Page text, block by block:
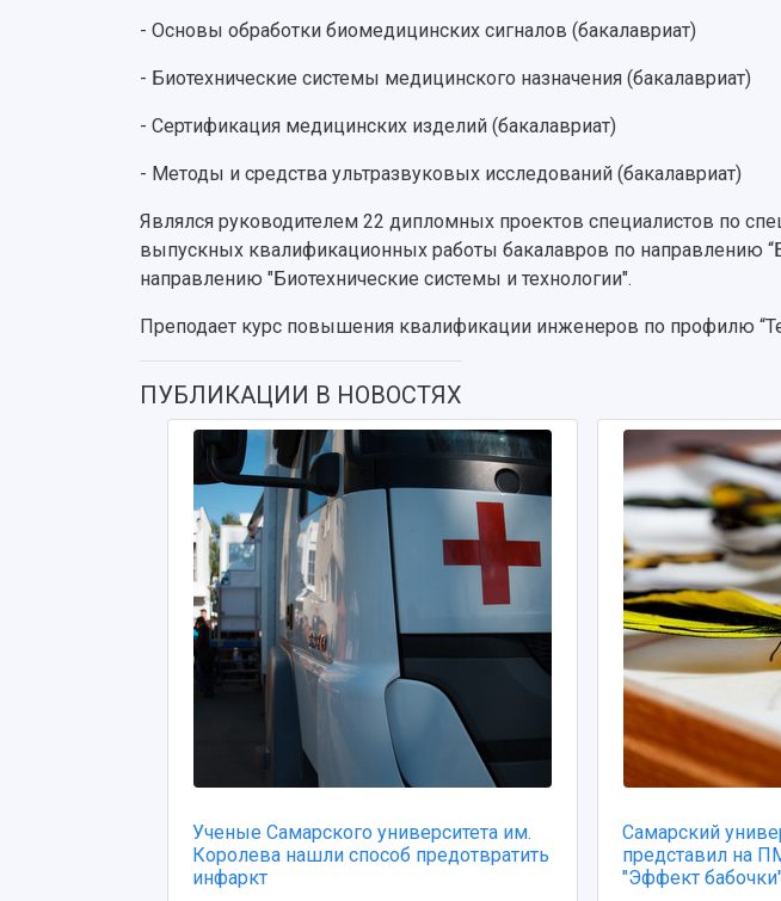
- Основы обработки биомедицинских сигналов (бакалавриат)
- Биотехнические системы медицинского назначения (бакалавриат)
- Сертификация медицинских изделий (бакалавриат)
- Методы и средства ультразвуковых исследований (бакалавриат)
Являлся руководителем 22 дипломных проектов специалистов по
выпускных квалификационных работы бакалавров по направлению
направлению "Биотехнические системы и технологии".
Преподает курс повышения квалификации инженеров по профилю
ПУБЛИКАЦИИ В НОВОСТЯХ
Ученые Самарского университета им.
Королева нашли способ предотвратить
инфаркт
Самарский
представил на
"Эффект